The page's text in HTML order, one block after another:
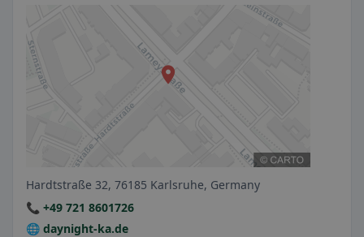
Hardtstraße 32, 76185 Karlsruhe, Germany
📞 +49 721 8601726
🌐 daynight-ka.de